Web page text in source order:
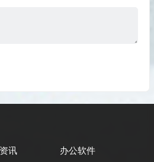
讯
办公软件